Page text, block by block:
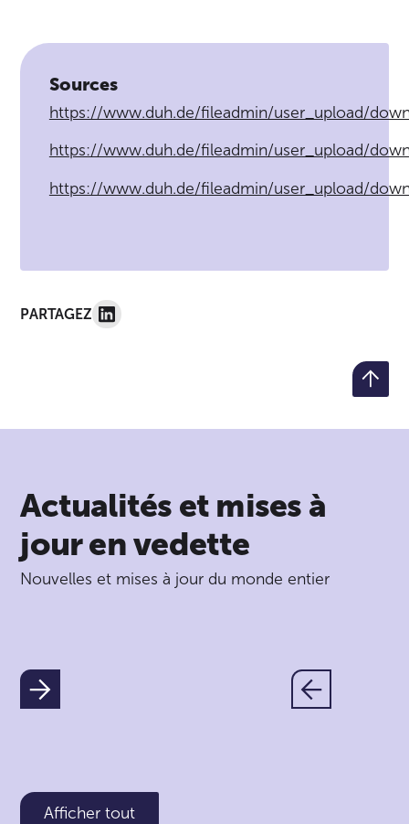
Sources
https://www.duh.de/fileadmin/user_upload/
https://www.duh.de/fileadmin/user_upload/
https://www.duh.de/fileadmin/user_upload/
PARTAGEZ
Actualités et mises à
jour en vedette
Nouvelles et mises à jour du monde entier
Afficher tout